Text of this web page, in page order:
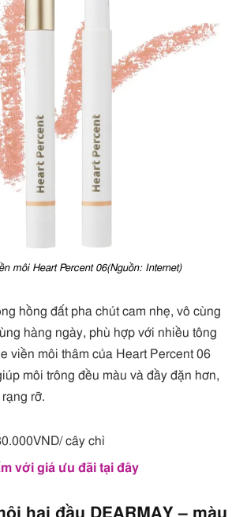
môi Heart Percent 06(Nguồn: Internet)
hồng đất pha chút cam nhẹ, vô cùng
hàng ngày, phù hợp với nhiều tông
viền môi thâm của Heart Percent 06
môi trông đều màu và đầy đặn hơn,
rỡ.
cây chì
với giá ưu đãi tại đây